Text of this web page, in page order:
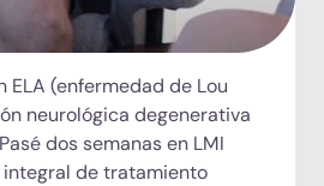
ELA (enfermedad de Lou
neurológica degenerativa
dos semanas en LMI
de tratamiento